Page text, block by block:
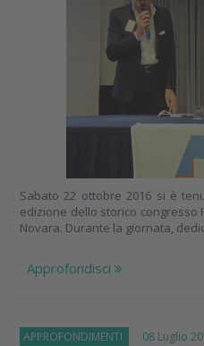
Sabato 22 ottobre 2016 si è
edizione dello storico congresso
Novara. Durante la giornata,
Approfondisci
APPROFONDIMENTI 08 Luglio